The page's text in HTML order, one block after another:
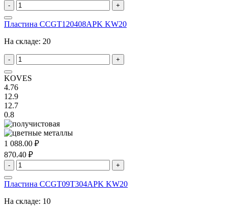
- +
Пластина CCGT120408APK KW20
На складе: 20
- +
KOVES
4.76
12.9
12.7
0.8
1 088.00 ₽
870.40 ₽
- +
Пластина CCGT09T304APK KW20
На складе: 10